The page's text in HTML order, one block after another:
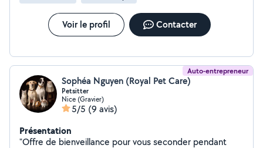
Voir le profil Contacter
Auto-entrepreneur
Sophéa Nguyen (Royal Pet Care)
Petsitter
Nice (Gravier)
5/5 (9 avis)
Présentation
"Offre de bienveillance pour vous seconder pendant